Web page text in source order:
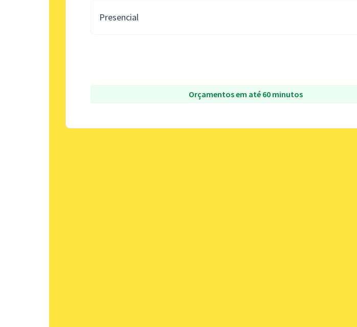
Presencial
Orçamentos em até 60 minutos